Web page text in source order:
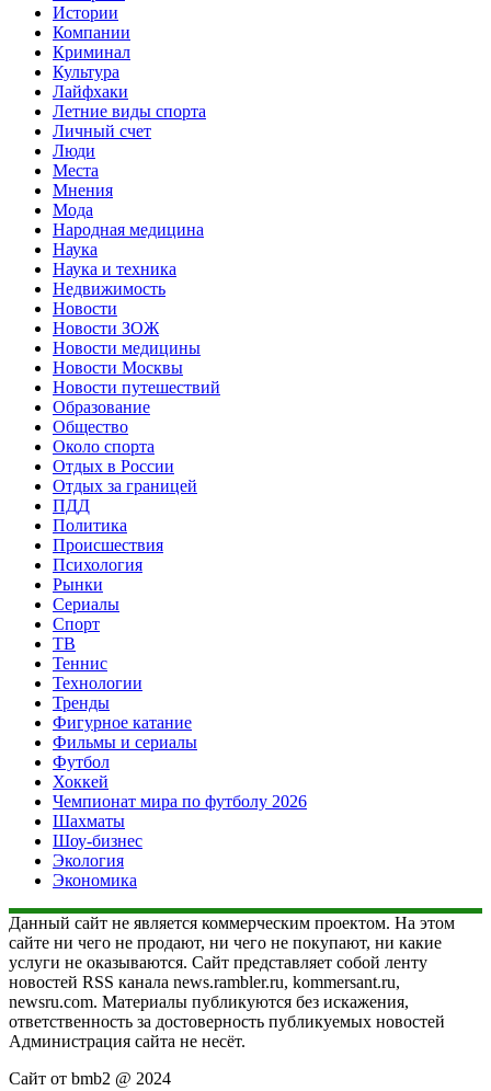
Истории
Компании
Криминал
Культура
Лайфхаки
Летние виды спорта
Личный счет
Люди
Места
Мнения
Мода
Народная медицина
Наука
Наука и техника
Недвижимость
Новости
Новости ЗОЖ
Новости медицины
Новости Москвы
Новости путешествий
Образование
Общество
Около спорта
Отдых в России
Отдых за границей
ПДД
Политика
Происшествия
Психология
Рынки
Сериалы
Спорт
ТВ
Теннис
Технологии
Тренды
Фигурное катание
Фильмы и сериалы
Футбол
Хоккей
Чемпионат мира по футболу 2026
Шахматы
Шоу-бизнес
Экология
Экономика
Данный сайт не является коммерческим проектом. На этом
сайте ни чего не продают, ни чего не покупают, ни какие
услуги не оказываются. Сайт представляет собой ленту
новостей RSS канала news.rambler.ru, kommersant.ru,
newsru.com. Материалы публикуются без искажения,
ответственность за достоверность публикуемых новостей
Администрация сайта не несёт.
Сайт от bmb2 @ 2024